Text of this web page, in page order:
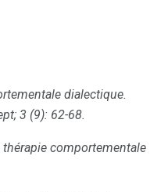
dialectique.
3 (9): 62-68.
thérapie comportementale